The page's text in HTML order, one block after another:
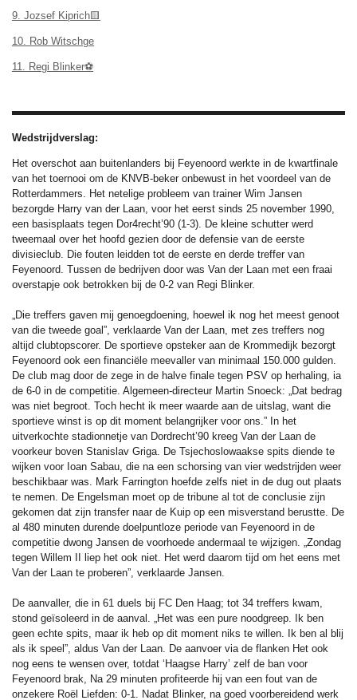
9. Jozsef Kiprich🟨
10. Rob Witschge
11. Regi Blinker⚽
Wedstrijdverslag:
Het overschot aan buitenlanders bij Feyenoord werkte in de kwartfinale
van het toernooi om de KNVB-beker onbewust in het voordeel van de
Rotterdammers. Het netelige probleem van trainer Wim Jansen
bezorgde Harry van der Laan, voor het eerst sinds 25 november 1990,
een basisplaats tegen Dor4recht’90 (1-3). De kleine schutter werd
tweemaal over het hoofd gezien door de defensie van de eerste
divisieclub. Die fouten leidden tot de eerste en derde treffer van
Feyenoord. Tussen de bedrijven door was Van der Laan met een fraai
overstapje ook betrokken bij de 0-2 van Regi Blinker.
„Die treffers gaven mij genoegdoening, hoewel ik nog het meest genoot
van die tweede goal”, verklaarde Van der Laan, met zes treffers nog
altijd clubtopscorer. De sportieve opsteker aan de Krommedijk bezorgt
Feyenoord ook een financiële meevaller van minimaal 150.000 gulden.
De club mag door de zege in de halve finale tegen PSV op herhaling, ia
de 6-0 in de competitie. Algemeen-directeur Martin Snoeck: „Dat bedrag
was niet begroot. Toch hecht ik meer waarde aan de uitslag, want die
sportieve winst is op dit moment belangrijker voor ons.” In het
uitverkochte stadionnetje van Dordrecht’90 kreeg Van der Laan de
voorkeur boven Stanislav Griga. De Tsjechoslowaakse spits diende te
wijken voor Ioan Sabau, die na een schorsing van vier wedstrijden weer
beschikbaar was. Mark Farrington hoefde zelfs niet in de dug out plaats
te nemen. De Engelsman moet op de tribune al tot de conclusie zijn
gekomen dat zijn transfer naar de Kuip op een misverstand berustte. De
al 480 minuten durende doelpuntloze periode van Feyenoord in de
competitie dwong Jansen de voorhoede andermaal te wijzigen. „Zondag
tegen Willem II liep het ook niet. Het werd daarom tijd om het eens met
Van der Laan te proberen”, verklaarde Jansen.
De aanvaller, die in 61 duels bij FC Den Haag; tot 34 treffers kwam,
stond geïsoleerd in de aanval. „Het was een pure noodgreep. Ik ben
geen echte spits, maar ik heb op dit moment niks te willen. Ik ben al blij
als ik speel”, aldus Van der Laan. De aanvoer via de flanken Het ook
nog eens te wensen over, totdat ‘Haagse Harry’ zelf de ban voor
Feyenoord brak, Na 29 minuten profiteerde hij van een fout van de
onzekere Roël Liefden: 0-1. Nadat Blinker, na goed voorbereidend werk